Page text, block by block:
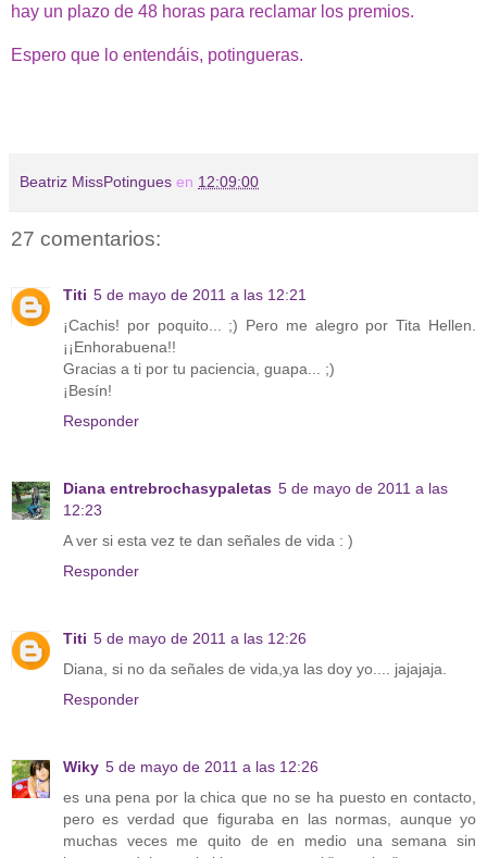
hay un plazo de 48 horas para reclamar los premios.
Espero que lo entendáis, potingueras.
Beatriz MissPotingues en 12:09:00
27 comentarios:
Titi 5 de mayo de 2011 a las 12:21
¡Cachis! por poquito... ;) Pero me alegro por Tita Hellen.
¡¡Enhorabuena!!
Gracias a ti por tu paciencia, guapa... ;)
¡Besín!
Responder
Diana entrebrochasypaletas 5 de mayo de 2011 a las
12:23
A ver si esta vez te dan señales de vida : )
Responder
Titi 5 de mayo de 2011 a las 12:26
Diana, si no da señales de vida,ya las doy yo.... jajajaja.
Responder
Wiky 5 de mayo de 2011 a las 12:26
es una pena por la chica que no se ha puesto en contacto,
pero es verdad que figuraba en las normas, aunque yo
muchas veces me quito de en medio una semana sin